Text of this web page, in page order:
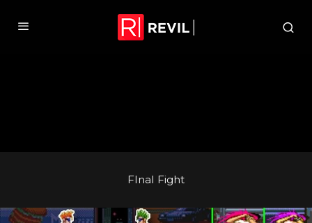
FInal Fight